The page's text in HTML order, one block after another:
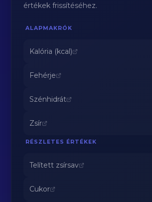
értékek frissítéséhez.
ALAPMAKRÓK
Kalória (kcal)
Fehérje
Szénhidrát
Zsír
RÉSZLETES ÉRTÉKEK
Telített zsírsav
Cukor